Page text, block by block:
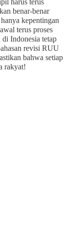
harus terus
benar-benar
kepentingan
terus proses
Indonesia tetap
revisi RUU
bahwa setiap
rakyat!